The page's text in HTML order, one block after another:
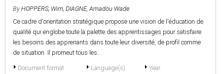
By HOPPERS, Wim, DIAGNE, Amadou Wade
Ce cadre d'orientation stratégique propose une vision de l'éducation de
qualité qui englobe toute la palette des apprentissages pour satisfaire
les besoins des apprenants dans toute leur diversité, de profil comme
de situation. Il promeut tous les...
Document format
Language(s)
Year